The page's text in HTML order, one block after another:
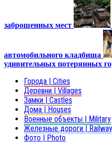
заброшенных мест
автомобильного кладбища
удивительных потерянных
Города | Cities
Деревни | Villages
Замки | Castles
Дома | Houses
Военные объекты | Military
Железные дороги |
Фото | Photo